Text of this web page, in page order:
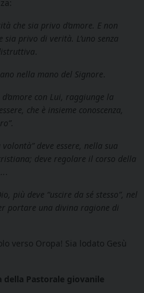
che sia privo d’amore. E non
privo di verità. L’uno senza
nella mano del Signore
con Lui, raggiunge la
che è insieme conoscenza,
deve essere, nella sua
deve regolare il corso della
più deve “uscire da sé stesso”, nel
portare una divina ragione di
verso Oropa! Sia lodato Gesù
della Pastorale giovanile